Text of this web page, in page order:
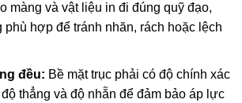
màng và vật liệu in đi đúng quỹ đạo,
phù hợp để tránh nhăn, rách hoặc lệch
đều: Bề mặt trục phải có độ chính xác
thẳng và độ nhẵn để đảm bảo áp lực